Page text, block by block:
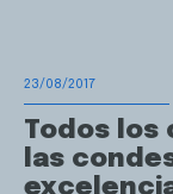
23/08/2017
Todos los
las